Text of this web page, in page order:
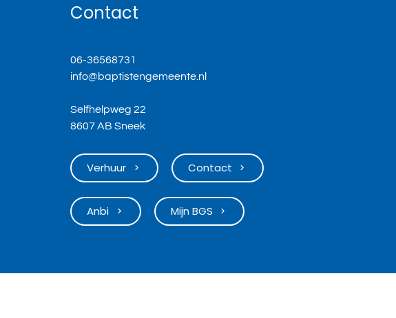
Contact
06-36568731
info@baptistengemeente.nl
Selfhelpweg 22
8607 AB Sneek
Verhuur keyboard_arrow_right Contact keyboard_arrow_right
Anbi keyboard_arrow_right Mijn BGS keyboard_arrow_right